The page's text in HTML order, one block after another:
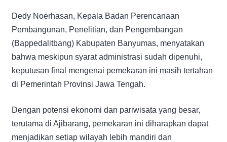
Dedy Noerhasan, Kepala Badan Perencanaan
Pembangunan, Penelitian, dan Pengembangan
(Bappedalitbang) Kabupaten Banyumas, menyatakan
bahwa meskipun syarat administrasi sudah dipenuhi,
keputusan final mengenai pemekaran ini masih tertahan
di Pemerintah Provinsi Jawa Tengah.
Dengan potensi ekonomi dan pariwisata yang besar,
terutama di Ajibarang, pemekaran ini diharapkan dapat
menjadikan setiap wilayah lebih mandiri dan